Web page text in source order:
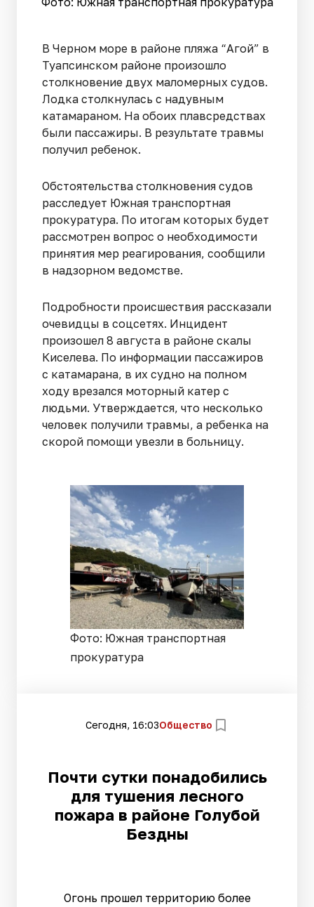
В Черном море в районе пляжа “Агой” в
Туапсинском районе произошло
столкновение двух маломерных судов.
Лодка столкнулась с надувным
катамараном. На обоих плавсредствах
были пассажиры. В результате травмы
получил ребенок.
Обстоятельства столкновения судов
расследует Южная транспортная
прокуратура. По итогам которых будет
рассмотрен вопрос о необходимости
принятия мер реагирования, сообщили
в надзорном ведомстве.
Подробности происшествия рассказали
очевидцы в соцсетях. Инцидент
произошел 8 августа в районе скалы
Киселева. По информации пассажиров
с катамарана, в их судно на полном
ходу врезался моторный катер с
людьми. Утверждается, что несколько
человек получили травмы, а ребенка на
скорой помощи увезли в больницу.
Фото: Южная транспортная
прокуратура
Сегодня, 16:03Общество
Почти сутки понадобились
для тушения лесного
пожара в районе Голубой
Бездны
Огонь прошел территорию более